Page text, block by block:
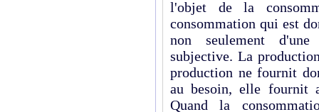
l'objet de la
consommation qui est
non seulement
subjective. La
production ne fournit
au besoin, elle fournit
Quand la